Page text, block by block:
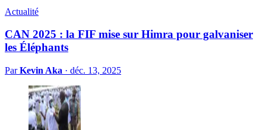
Actualité
CAN 2025 : la FIF mise sur Himra pour galvaniser
les Éléphants
ParKevin Aka · déc. 13, 2025